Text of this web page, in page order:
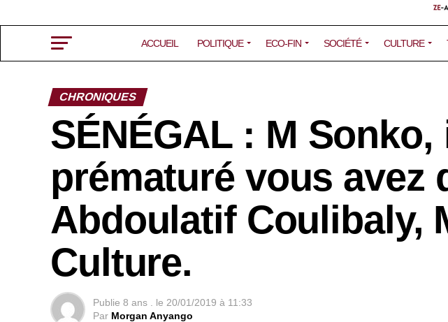
ACCUEIL POLITIQUE ECO-FIN SOCIÉTÉ CULTURE
CHRONIQUES
SÉNÉGAL : M
prématuré vous avez
Abdoulatif Coulibaly,
Culture.
Publie 8 ans . le 20/01/2019 à 11:33
Par Morgan Anyango